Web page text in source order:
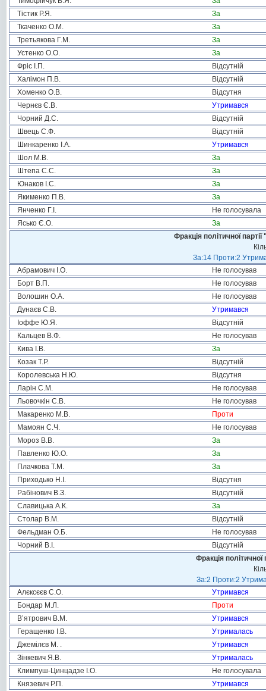
Тістик Р.Я.
За
Ткаченко О.М.
За
Третьякова Г.М.
За
Устенко О.О.
За
Фріс І.П.
Відсутній
Халімон П.В.
Відсутній
Хоменко О.В.
Відсутня
Чернєв Є.В.
Утримався
Чорний Д.С.
Відсутній
Швець С.Ф.
Відсутній
Шинкаренко І.А.
Утримався
Шол М.В.
За
Штепа С.С.
За
Юнаков І.С.
За
Якименко П.В.
За
Янченко Г.І.
Не голосувала
Ясько Є.О.
За
Фракція політичної
За:14 Проти:2
Абрамович І.О.
Не голосував
Борт В.П.
Не голосував
Волошин О.А.
Не голосував
Дунаєв С.В.
Утримався
Іоффе Ю.Я.
Відсутній
Кальцев В.Ф.
Не голосував
Кива І.В.
За
Козак Т.Р.
Відсутній
Королевська Н.Ю.
Відсутня
Ларін С.М.
Не голосував
Льовочкін С.В.
Не голосував
Макаренко М.В.
Проти
Мамоян С.Ч.
Не голосував
Мороз В.В.
За
Павленко Ю.О.
За
Плачкова Т.М.
За
Приходько Н.І.
Відсутня
Рабінович В.З.
Відсутній
Славицька А.К.
За
Столар В.М.
Відсутній
Фельдман О.Б.
Не голосував
Чорний В.І.
Відсутній
Фракція
За:2 Проти:2
Алєксєєв С.О.
Утримався
Бондар М.Л.
Проти
В’ятрович В.М.
Утримався
Геращенко І.В.
Утрималась
Джемілєв М. .
Утримався
Зінкевич Я.В.
Утрималась
Климпуш-Цинцадзе І.О.
Не голосувала
Князевич Р.П.
Утримався